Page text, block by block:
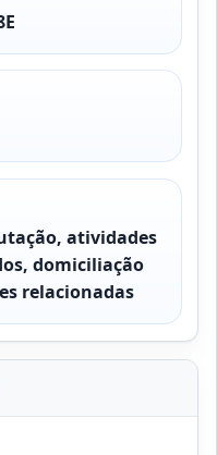
atividades
domiciliação
relacionadas